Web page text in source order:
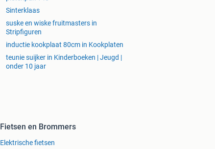
Sinterklaas
suske en wiske fruitmasters in
Stripfiguren
inductie kookplaat 80cm in Kookplaten
teunie suijker in Kinderboeken | Jeugd |
onder 10 jaar
Fietsen en Brommers
Elektrische fietsen